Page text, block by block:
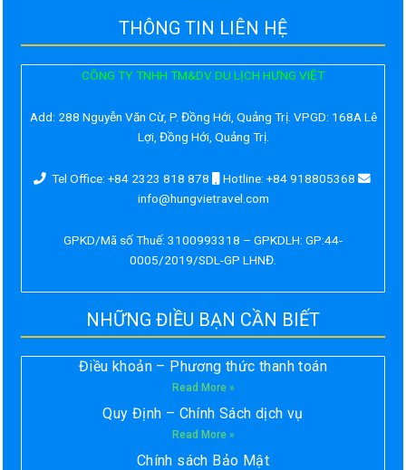
THÔNG TIN LIÊN HỆ
CÔNG TY TNHH TM&DV DU LỊCH HƯNG VIỆT
Add: 288 Nguyễn Văn Cừ, P. Đồng Hới, Quảng Trị. VPGD: 168A Lê
Lợi, Đồng Hới, Quảng Trị.
Tel Office: +84 2323 818 878
Hotline: +84 918805368
info@hungvietravel.com
GPKD/Mã số Thuế: 3100993318 – GPKDLH: GP:44-
0005/2019/SDL-GP LHNĐ.
NHỮNG ĐIỀU BẠN CẦN BIẾT
Điều khoản – Phương thức thanh toán
Read More »
Quy Định – Chính Sách dịch vụ
Read More »
Chính sách Bảo Mật